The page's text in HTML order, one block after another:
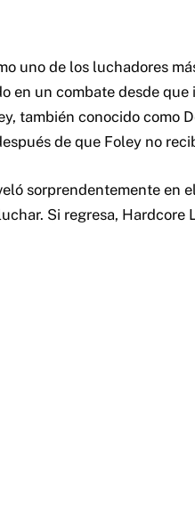
uno de los luchadores
en un combate desde que
también conocido como
de que Foley no
sorprendentemente en
Si regresa, Hardcore